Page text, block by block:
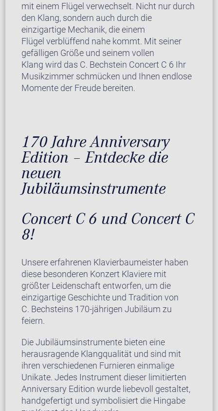
mit einem Flügel verwechselt. Nicht nur durch
den Klang, sondern auch durch die
einzigartige Mechanik, die einem
Flügel verblüffend nahe kommt. Mit seiner
gefälligen Größe und seinem vollen
Klang wird das C. Bechstein Concert C 6 Ihr
Musikzimmer schmücken und Ihnen endlose
Momente der Freude bereiten.
170 Jahre Anniversary
Edition – Entdecke die
neuen
Jubiläumsinstrumente
Concert C 6 und Concert C
8!
Unsere erfahrenen Klavierbaumeister haben
diese besonderen Konzert Klaviere mit
größter Leidenschaft entworfen, um die
einzigartige Geschichte und Tradition von
C. Bechsteins 170-jährigen Jubiläum zu
feiern.
Die Jubiläumsinstrumente bieten eine
herausragende Klangqualität und sind mit
ihren verschiedenen Furnieren einmalige
Unikate. Jedes Instrument dieser limitierten
Anniversary Edition wurde liebevoll gestaltet,
handgefertigt und symbolisiert die Hingabe